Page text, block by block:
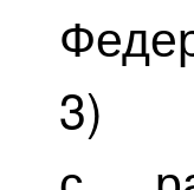
3)